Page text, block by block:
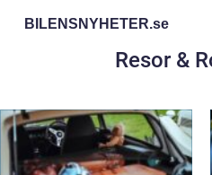
BILENSNYHETER.se
Resor &